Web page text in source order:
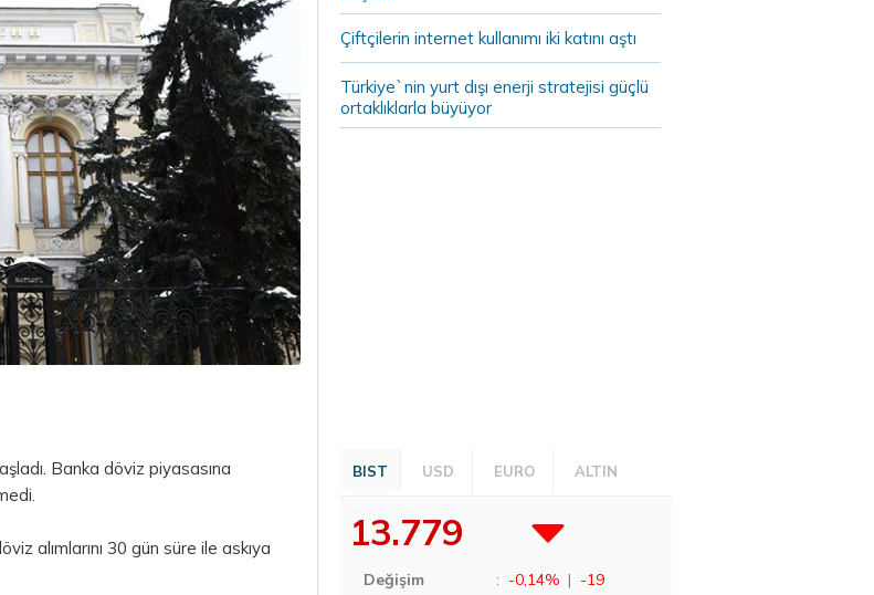
Banka döviz piyasasına
alımlarını 30 gün süre ile askıya
Çiftçilerin internet kullanımı iki katını aştı
Türkiye`nin yurt dışı enerji stratejisi güçlü
ortaklıklarla büyüyor
BIST USD EURO ALTIN
13.779
Değişim : -0,14% | -19